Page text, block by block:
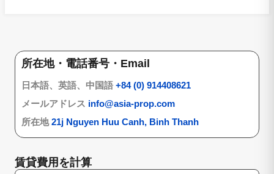
所在地・電話番号・Email
日本語、英語、中国語 +84 (0) 914408621
メールアドレス info@asia-prop.com
所在地21j Nguyen Huu Canh, Binh Thanh
賃貸費用を計算